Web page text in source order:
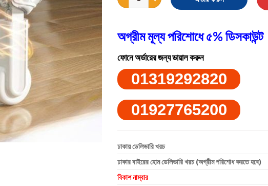
অগ্রীম মূল্য পরিশোধে ৫% ডিসকাউন্ট
ফোনে অর্ডারের জন্য ডায়াল করুন
01319292820
01927765200
ঢাকায় ডেলিভারি খরচ
ঢাকার বাইরের হোম ডেলিভারি খরচ (অগ্রীম পরিশোধ করতে হবে)
বিকাশ নাম্বার